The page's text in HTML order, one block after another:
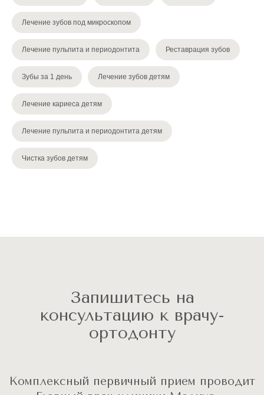
Лечение зубов под микроскопом
Лечение пульпита и периодонтита Реставрация зубов
Зубы за 1 день Лечение зубов детям
Лечение кариеса детям
Лечение пульпита и периодонтита детям
Чистка зубов детям